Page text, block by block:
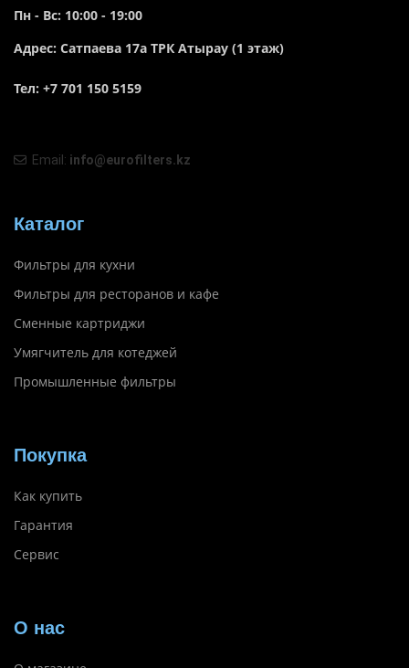
Пн - Вс: 10:00 - 19:00
Адрес: Сатпаева 17а ТРК Атырау (1 этаж)
Тел: +7 701 150 5159
Email: info@eurofilters.kz
Каталог
Фильтры для кухни
Фильтры для ресторанов и кафе
Сменные картриджи
Умягчитель для котеджей
Промышленные фильтры
Покупка
Как купить
Гарантия
Сервис
О нас